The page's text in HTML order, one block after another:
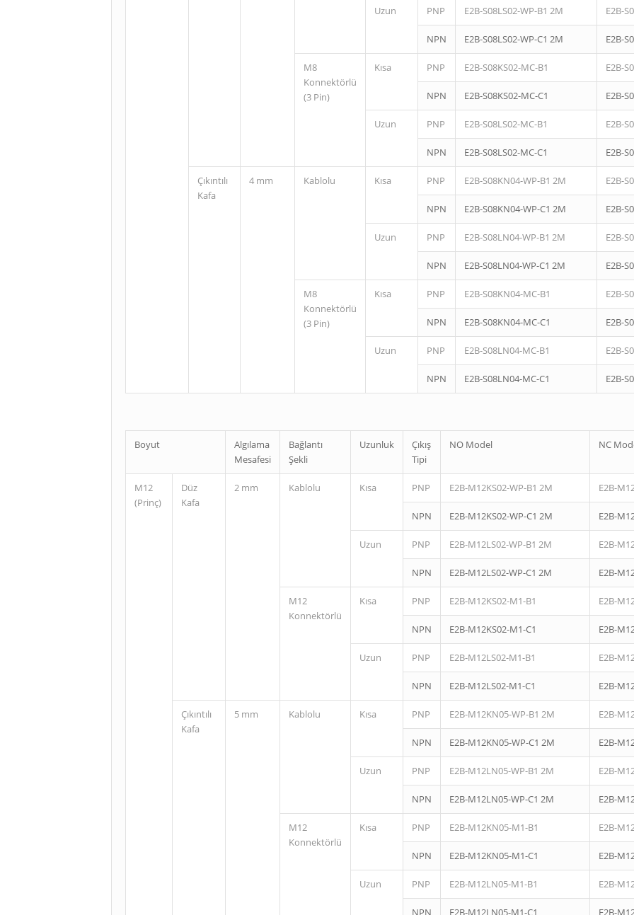
Uzun PNP E2B-S08LS02-WP-B1 2M E2B-
NPN E2B-S08LS02-WP-C1 2M E2B-
M8
Konnektörlü
(3 Pin)
Kısa PNP E2B-S08KS02-MC-B1 E2B-
NPN E2B-S08KS02-MC-C1 E2B-
Uzun PNP E2B-S08LS02-MC-B1 E2B-
NPN E2B-S08LS02-MC-C1 E2B-
Çıkıntılı
Kafa
4 mm Kablolu Kısa PNP E2B-S08KN04-WP-B1 2M E2B-
NPN E2B-S08KN04-WP-C1 2M E2B-
Uzun PNP E2B-S08LN04-WP-B1 2M E2B-
NPN E2B-S08LN04-WP-C1 2M E2B-
M8
Konnektörlü
(3 Pin)
Kısa PNP E2B-S08KN04-MC-B1 E2B-
NPN E2B-S08KN04-MC-C1 E2B-
Uzun PNP E2B-S08LN04-MC-B1 E2B-
NPN E2B-S08LN04-MC-C1 E2B-
Boyut
Algılama
Mesafesi
Bağlantı
Şekli
Uzunluk
Çıkış
Tipi
NO Model NC
M12
(Prinç)
Düz
Kafa
2 mm Kablolu Kısa PNP E2B-M12KS02-WP-B1 2M E2B-
NPN E2B-M12KS02-WP-C1 2M E2B-
Uzun PNP E2B-M12LS02-WP-B1 2M E2B-
NPN E2B-M12LS02-WP-C1 2M E2B-
M12
Konnektörlü
Kısa PNP E2B-M12KS02-M1-B1 E2B-
NPN E2B-M12KS02-M1-C1 E2B-
Uzun PNP E2B-M12LS02-M1-B1 E2B-
NPN E2B-M12LS02-M1-C1 E2B-
Çıkıntılı
Kafa
5 mm Kablolu Kısa PNP E2B-M12KN05-WP-B1 2M E2B-
NPN E2B-M12KN05-WP-C1 2M E2B-
Uzun PNP E2B-M12LN05-WP-B1 2M E2B-
NPN E2B-M12LN05-WP-C1 2M E2B-
M12
Konnektörlü
Kısa PNP E2B-M12KN05-M1-B1 E2B-
NPN E2B-M12KN05-M1-C1 E2B-
Uzun PNP E2B-M12LN05-M1-B1 E2B-
NPN E2B-M12LN05-M1-C1 E2B-